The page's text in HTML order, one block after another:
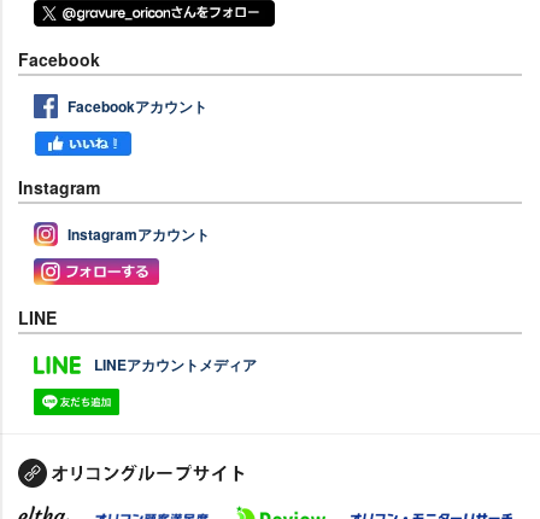
Facebook
Facebookアカウント
Instagram
Instagramアカウント
LINE
LINEアカウントメディア